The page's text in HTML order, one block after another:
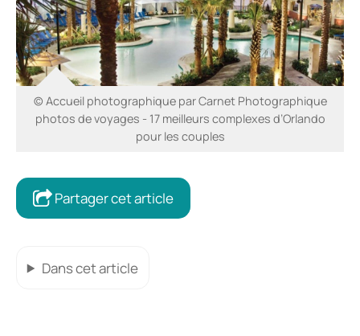
© Accueil photographique par Carnet Photographique
photos de voyages - 17 meilleurs complexes d’Orlando
pour les couples
Partager cet article
Dans cet article